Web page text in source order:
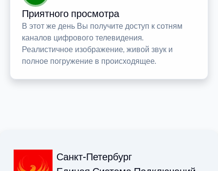
Приятного просмотра
В этот же день Вы получите доступ к сотням
каналов цифрового телевидения.
Реалистичное изображение, живой звук и
полное погружение в происходящее.
Санкт-Петербург